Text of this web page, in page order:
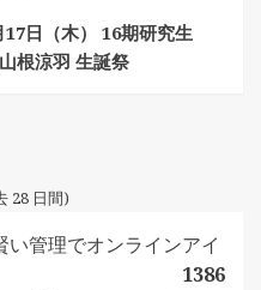
17日（木） 16期研究生
根涼羽 生誕祭
28 日間)
管理でオンラインアイ
1386